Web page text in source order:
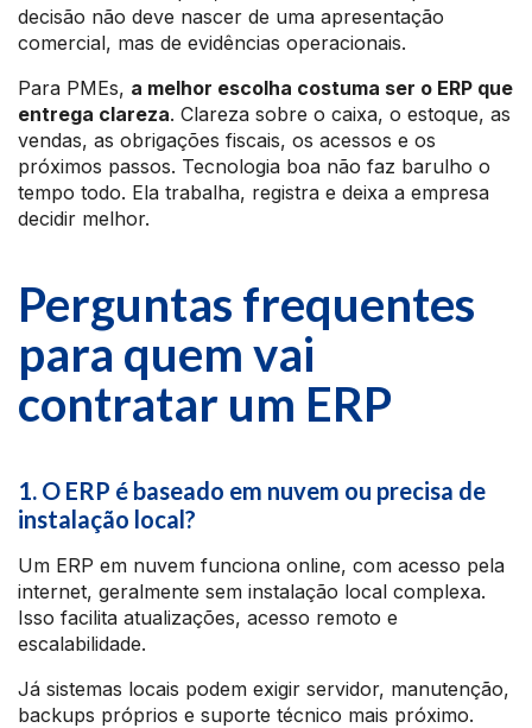
decisão não deve nascer de uma apresentação
comercial, mas de evidências operacionais.
Para PMEs, a melhor escolha costuma ser o ERP que
entrega clareza. Clareza sobre o caixa, o estoque, as
vendas, as obrigações fiscais, os acessos e os
próximos passos. Tecnologia boa não faz barulho o
tempo todo. Ela trabalha, registra e deixa a empresa
decidir melhor.
Perguntas frequentes
para quem vai
contratar um ERP
1. O ERP é baseado em nuvem ou precisa de
instalação local?
Um ERP em nuvem funciona online, com acesso pela
internet, geralmente sem instalação local complexa.
Isso facilita atualizações, acesso remoto e
escalabilidade.
Já sistemas locais podem exigir servidor, manutenção,
backups próprios e suporte técnico mais próximo.